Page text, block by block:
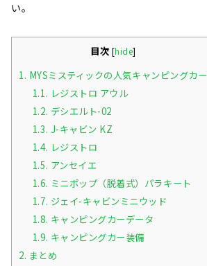
い。
目次 [hide]
1. MYSミスティックの人気キャンピングカー
1.1. レジストロ アウル
1.2. デシエルト-02
1.3. J-キャビン KZ
1.4. レジストロ
1.5. アンセイエ
1.6. ミニポップ（脱着式）パラキート
1.7. ジェイ-キャビンミニウッド
1.8. キャンピングカーデータ
1.9. キャンピングカー装備
2. まとめ